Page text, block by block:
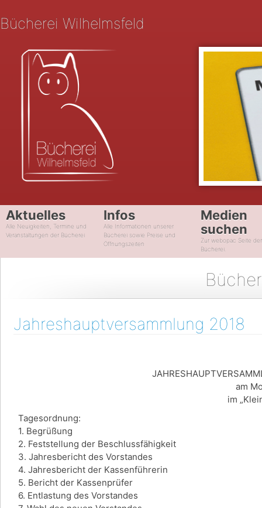
Bücherei Wilhelmsfeld
Aktuelles
Alle Neuigkeiten, Termine und
Veranstaltungen der Bücherei
Infos
Alle Informationen unserer
Bücherei sowie Preise und
Öffnungszeiten
Medien
suchen
Zur webopac Seite der
Bücherei.
Jahreshauptversammlung 2018
am
im
Tagesordnung:
1. Begrüßung
2. Feststellung der Beschlussfähigkeit
3. Jahresbericht des Vorstandes
4. Jahresbericht der Kassenführerin
5. Bericht der Kassenprüfer
6. Entlastung des Vorstandes